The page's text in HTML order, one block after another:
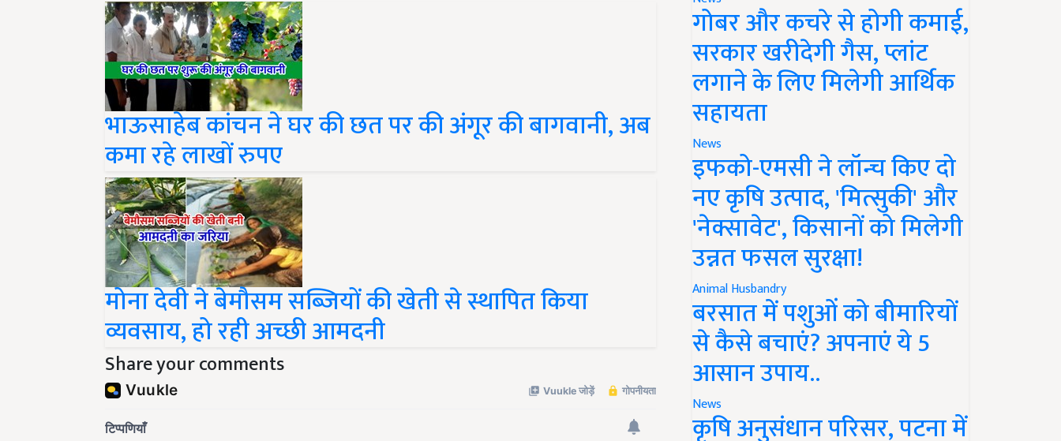
भाऊसाहेब कांचन ने घर की छत पर की अंगूर की बागवानी, अब
कमा रहे लाखों रुपए
मोना देवी ने बेमौसम सब्जियों की खेती से स्थापित किया
व्यवसाय, हो रही अच्छी आमदनी
Share your comments
गोबर और कचरे से होगी कमाई,
सरकार खरीदेगी गैस, प्लांट
लगाने के लिए मिलेगी आर्थिक
सहायता
News
इफको-एमसी ने लॉन्च किए दो
नए कृषि उत्पाद, 'मित्सुकी' और
'नेक्सावेट', किसानों को मिलेगी
उन्नत फसल सुरक्षा!
Animal Husbandry
बरसात में पशुओं को बीमारियों
से कैसे बचाएं? अपनाएं ये 5
आसान उपाय..
News
कृषि अनुसंधान परिसर, पटना में